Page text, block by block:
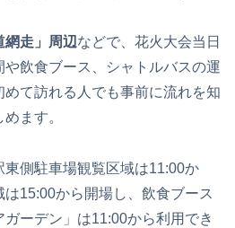
網走」周辺などで、花火大会当日
飲食ブース、シャトルバスの運
て訪れる人でも事前に流れを知
ます。
側駐車場観覧区域は11:00か
15:00から開場し、飲食ブース
ガーデン」は11:00から利用でき